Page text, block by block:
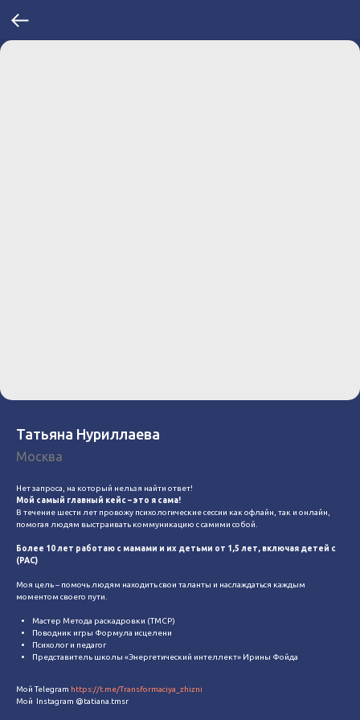
Татьяна Нуриллаева
Москва
Нет запроса, на который нельзя найти ответ!
Мой самый главный кейс – это я сама!
В течение шести лет провожу психологические сессии как офлайн, так и онлайн,
помогая людям выстраивать коммуникацию с самими собой.
Более 10 лет работаю с мамами и их детьми от 1,5 лет, включая детей с
(РАС)
Моя цель – помочь людям находить свои таланты и наслаждаться каждым
моментом своего пути.
Мастер Метода раскадровки (ТМСР)
Поводник игры Формула исцелени
Психолог и педагог
Представитель школы «Энергетический интеллект» Ирины Фойда
Мой Telegram https://t.me/Transformaciya_zhizni
Мой Instagram @tatiana.tmsr